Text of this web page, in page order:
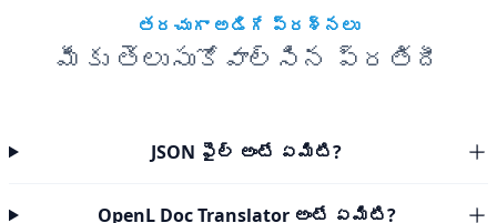
తరచుగా అడిగే ప్రశ్నలు
మీకు తెలుసుకోవాల్సిన ప్రతిదీ
JSON ఫైల్ అంటే ఏమిటి?
OpenL Doc Translator అంటే ఏమిటి?